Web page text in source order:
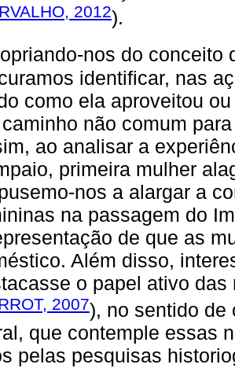
2012).
nos do conceito
identificar, nas
como ela aproveitou
não comum
ao analisar a
primeira mulher
nos a alargar a
na passagem do
de que as
Além disso,
o papel ativo
2007), no sentido de
que contemple essas
pelas pesquisas